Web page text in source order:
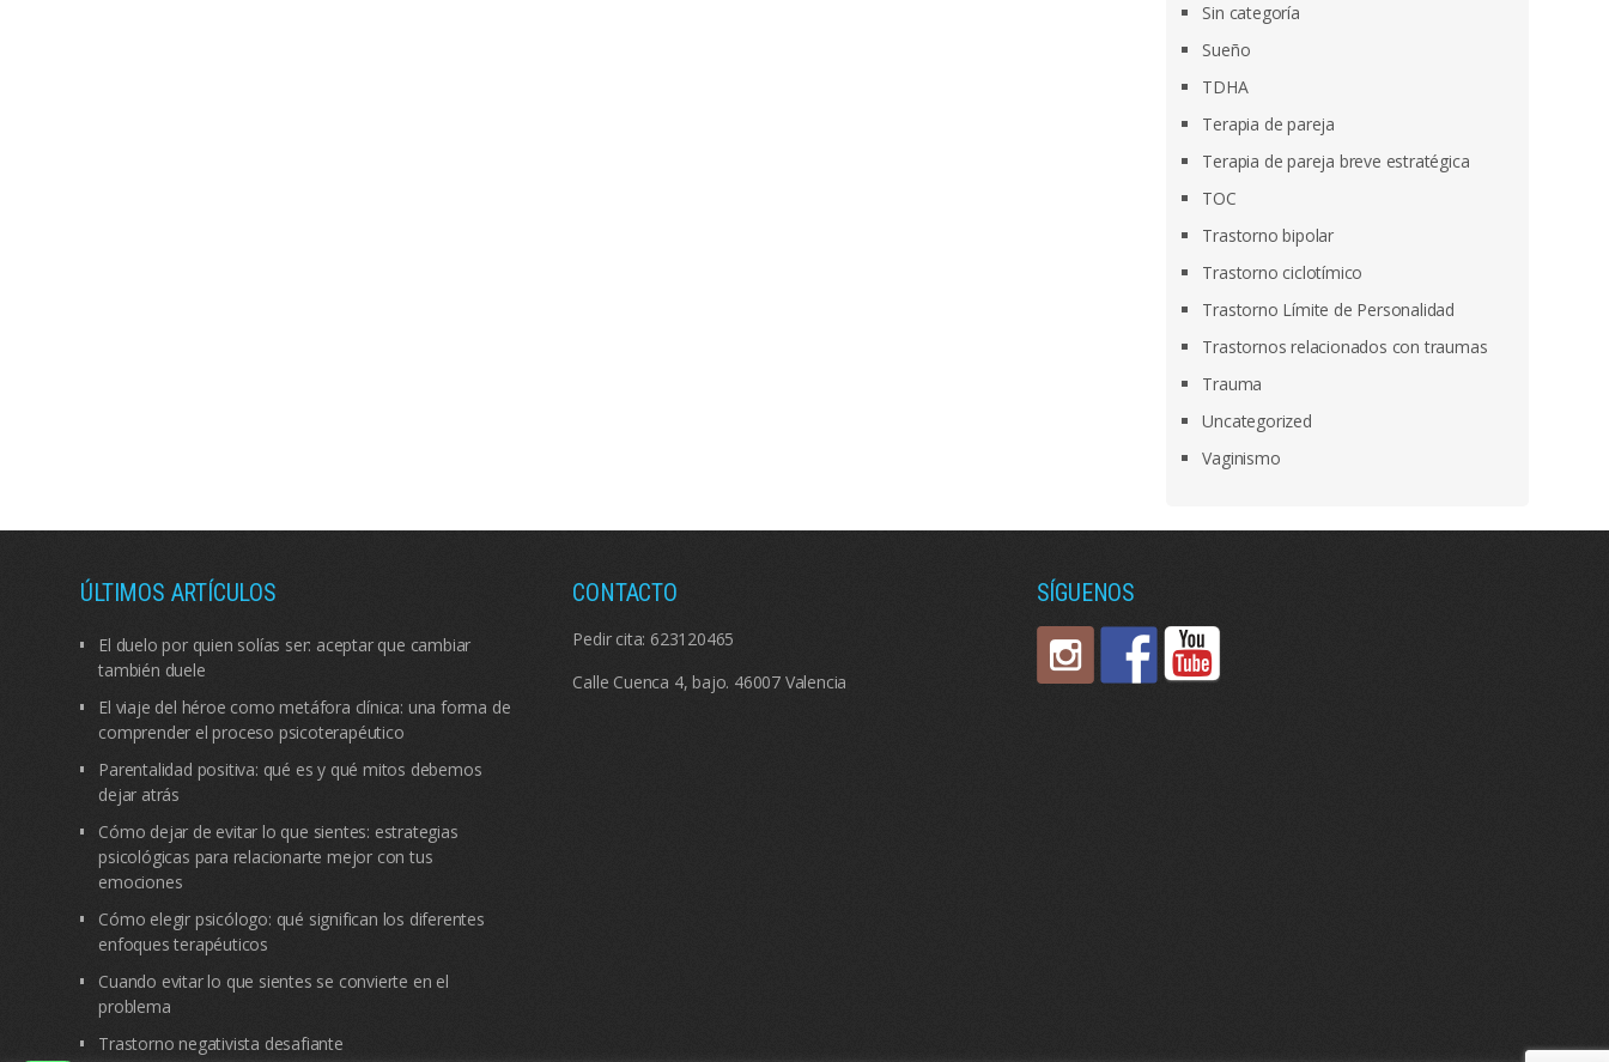
Sin categoría
Sueño
TDHA
Terapia de pareja
Terapia de pareja breve estratégica
TOC
Trastorno bipolar
Trastorno ciclotímico
Trastorno Límite de Personalidad
Trastornos relacionados con traumas
Trauma
Uncategorized
Vaginismo
ÚLTIMOS ARTÍCULOS
El duelo por quien solías ser: aceptar que cambiar
también duele
El viaje del héroe como metáfora clínica: una forma de
comprender el proceso psicoterapéutico
Parentalidad positiva: qué es y qué mitos debemos
dejar atrás
Cómo dejar de evitar lo que sientes: estrategias
psicológicas para relacionarte mejor con tus
emociones
Cómo elegir psicólogo: qué significan los diferentes
enfoques terapéuticos
Cuando evitar lo que sientes se convierte en el
problema
Trastorno negativista desafiante
CONTACTO
Pedir cita: 623120465
Calle Cuenca 4, bajo. 46007 Valencia
SÍGUENOS